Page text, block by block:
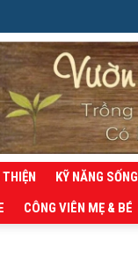
KỸ NĂNG SỐNG
CÔNG VIÊN MẸ & BÉ